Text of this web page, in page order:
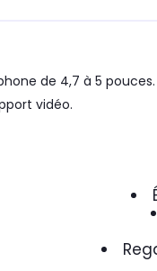
de 4,7 à 5
vidéo.